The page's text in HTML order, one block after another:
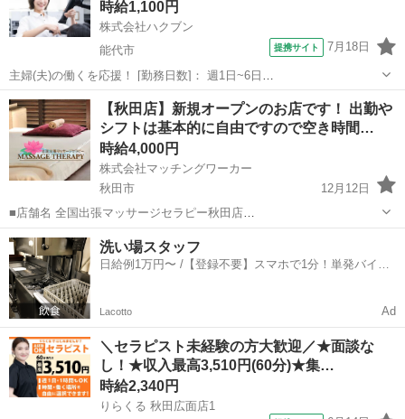
時給1,100円
株式会社ハクブン
能代市
提携サイト 7月18日
主婦(夫)の働くを応援！ [勤務日数]： 週1日~6日
09:00~12:00/10:00~14:00/13:00~16:00/15:00~18:00/09:00~18:00 月/
火/水/木/金/土/日 などから選べます ...
秋田 能代市 美容師
【秋田店】新規オープンのお店です！ 出勤や
シフトは基本的に自由ですので空き時間…
時給4,000円
株式会社マッチングワーカー
秋田市
12月12日
■店舗名 全国出張マッサージセラピー秋田店
https://massageserapijapan.wixsite.com/akita ■業種 出張マッサージ ■
仕事内容 各派遣エリアのお客様のご自宅や滞在し...
秋田 秋田市 マッサージ
洗い場スタッフ
日給例1万円〜 /【登録不要】スマホで1分！単発バイト
Lacotto Ad
＼セラピスト未経験の方大歓迎／★面談な
し！★収入最高3,510円(60分)★集…
時給2,340円
りらくる 秋田広面店1